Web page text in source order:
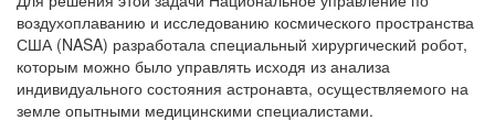
воздухоплаванию и исследованию космического пространства
США (NASA) разработала специальный хирургический робот,
которым можно было управлять исходя из анализа
индивидуального состояния астронавта, осуществляемого на
земле опытными медицинскими специалистами.